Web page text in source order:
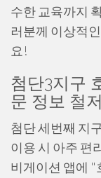
수한 교육까지
러분께 이상적
요!
첨단3지구
문 정보 철
첨단 세번째 지
이용 시 아주 편
비게이션 앱에